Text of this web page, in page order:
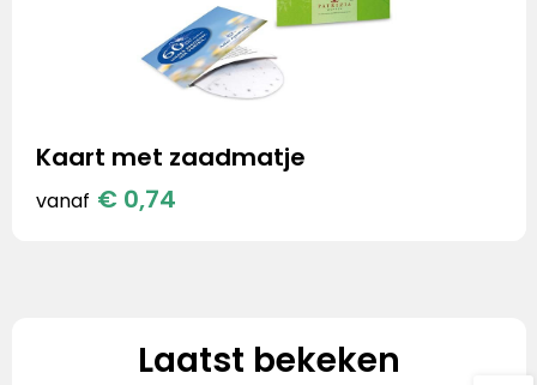
Kaart met zaadmatje
vanaf € 0,74
Laatst bekeken